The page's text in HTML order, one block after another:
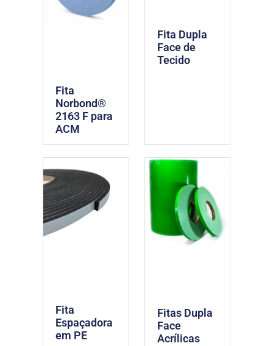
Fita
Norbond®
2163 F para
ACM
Fita Dupla
Face de
Tecido
Fita
Espaçadora
em PE
Fitas Dupla
Face
Acrílicas